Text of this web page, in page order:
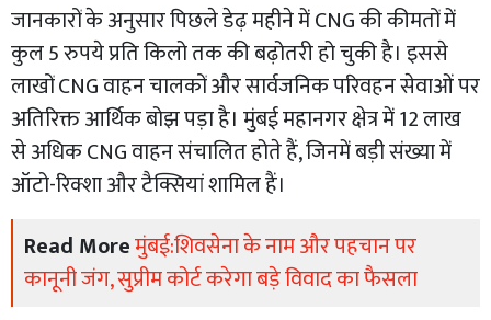
जानकारों के अनुसार पिछले डेढ़ महीने में CNG की कीमतों में
कुल 5 रुपये प्रति किलो तक की बढ़ोतरी हो चुकी है। इससे
लाखों CNG वाहन चालकों और सार्वजनिक परिवहन सेवाओं पर
अतिरिक्त आर्थिक बोझ पड़ा है। मुंबई महानगर क्षेत्र में 12 लाख
से अधिक CNG वाहन संचालित होते हैं, जिनमें बड़ी संख्या में
ऑटो-रिक्शा और टैक्सियां शामिल हैं।
Read Moreमुंबई:शिवसेना के नाम और पहचान पर
कानूनी जंग, सुप्रीम कोर्ट करेगा बड़े विवाद का फैसला